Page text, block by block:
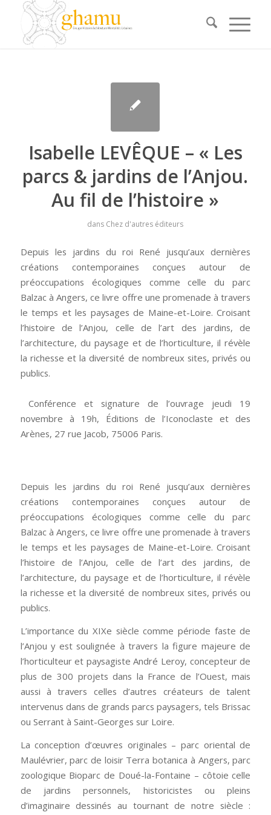
Isabelle LEVÊQUE – « Les
parcs & jardins de l’Anjou.
Au fil de l’histoire »
dans Chez d'autres éditeurs
Depuis les jardins du roi René jusqu’aux dernières
créations contemporaines conçues autour de
préoccupations écologiques comme celle du parc
Balzac à Angers, ce livre offre une promenade à travers
le temps et les paysages de Maine-et-Loire. Croisant
l’histoire de l’Anjou, celle de l’art des jardins, de
l’architecture, du paysage et de l’horticulture, il révèle
la richesse et la diversité de nombreux sites, privés ou
publics.
Conférence et signature de l’ouvrage jeudi 19
novembre à 19h, Éditions de l’Iconoclaste et des
Arènes, 27 rue Jacob, 75006 Paris.
Depuis les jardins du roi René jusqu’aux dernières
créations contemporaines conçues autour de
préoccupations écologiques comme celle du parc
Balzac à Angers, ce livre offre une promenade à travers
le temps et les paysages de Maine-et-Loire. Croisant
l’histoire de l’Anjou, celle de l’art des jardins, de
l’architecture, du paysage et de l’horticulture, il révèle
la richesse et la diversité de nombreux sites, privés ou
publics.
L’importance du XIXe siècle comme période faste de
l’Anjou y est soulignée à travers la figure majeure de
l’horticulteur et paysagiste André Leroy, concepteur de
plus de 300 projets dans la France de l’Ouest, mais
aussi à travers celles d’autres créateurs de talent
intervenus dans de grands parcs paysagers, tels Brissac
ou Serrant à Saint-Georges sur Loire.
La conception d’œuvres originales – parc oriental de
Maulévrier, parc de loisir Terra botanica à Angers, parc
zoologique Bioparc de Doué-la-Fontaine – côtoie celle
de jardins personnels, historicistes ou pleins
d’imaginaire dessinés au tournant de notre siècle :